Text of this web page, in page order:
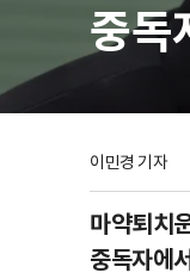
중독
이민경 기자
마약퇴치
중독자에